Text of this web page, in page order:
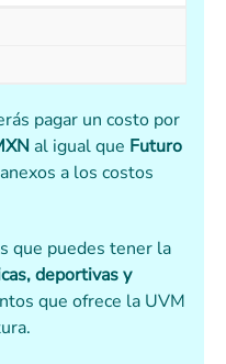
pagar un costo por
al igual que Futuro
anexos a los costos
que puedes tener la
deportivas y
que ofrece la UVM